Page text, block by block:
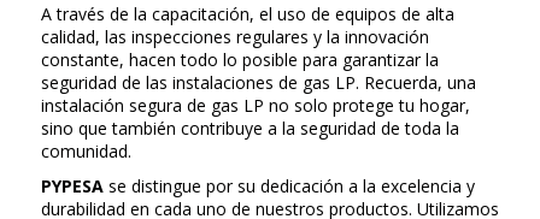
A través de la capacitación, el uso de equipos de alta
calidad, las inspecciones regulares y la innovación
constante, hacen todo lo posible para garantizar la
seguridad de las instalaciones de gas LP. Recuerda, una
instalación segura de gas LP no solo protege tu hogar,
sino que también contribuye a la seguridad de toda la
comunidad.
PYPESA se distingue por su dedicación a la excelencia y
durabilidad en cada uno de nuestros productos. Utilizamos